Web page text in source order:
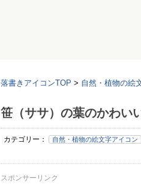
落書きアイコンTOP > 自然・植物の絵
笹（ササ）の葉のかわい
カテゴリー： 自然・植物の絵文字アイコン
スポンサーリンク